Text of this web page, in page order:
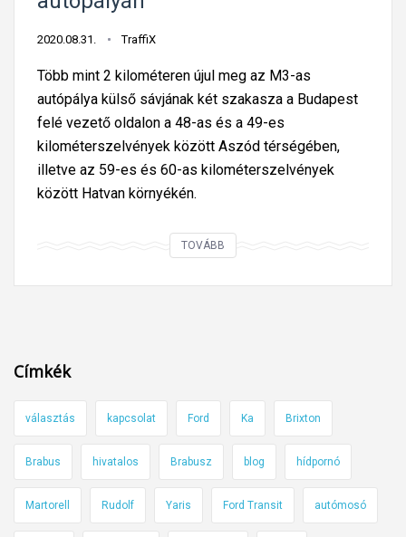
a
p
e
s
t
e
t
á
s
k
(
2020.08.31. TraffiX
Több mint 2 kilométeren újul meg az M3-as
autópálya külső sávjának két szakasza a Budapest
felé vezető oldalon a 48-as és a 49-es
kilométerszelvények között Aszód térségében,
illetve az 59-es és 60-as kilométerszelvények
között Hatvan környékén.
TOVÁBB
l
s
o
k
i
n
Címkék
választás kapcsolat Ford Ka Brixton
Brabus hivatalos Brabusz blog hídpornó
Martorell Rudolf Yaris Ford Transit autómosó